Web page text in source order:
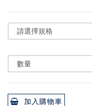
加入購物車